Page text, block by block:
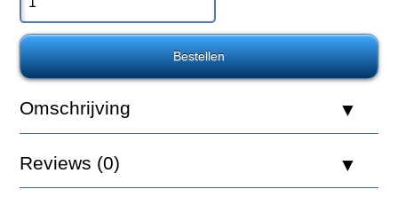
S
10ml
nitrificerende
bacteriÃÂ«n.
Dosering:
Omschrijving
Reviews (0)